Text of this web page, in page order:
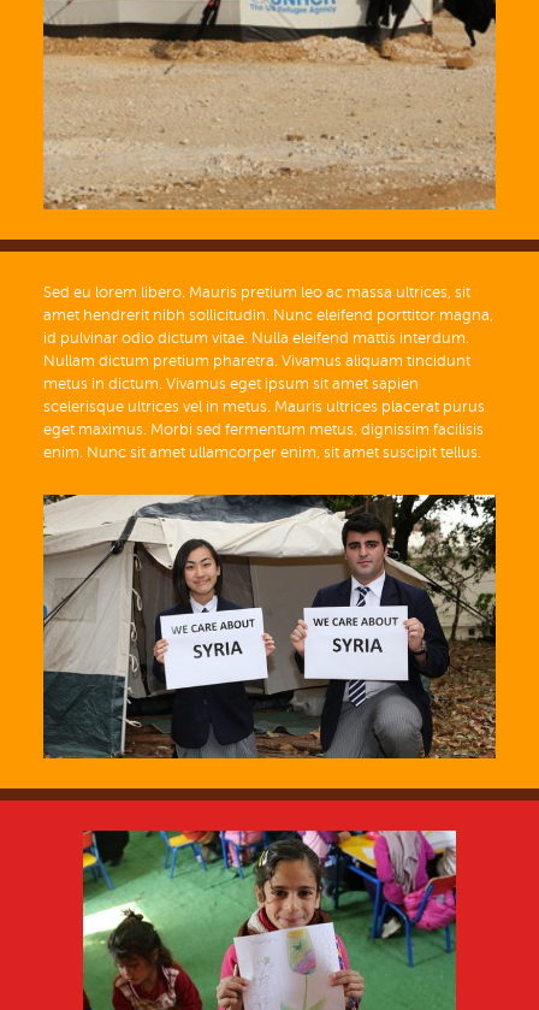
Sed eu lorem libero. Mauris pretium leo ac massa ultrices, sit
amet hendrerit nibh sollicitudin. Nunc eleifend porttitor magna,
id pulvinar odio dictum vitae. Nulla eleifend mattis interdum.
Nullam dictum pretium pharetra. Vivamus aliquam tincidunt
metus in dictum. Vivamus eget ipsum sit amet sapien
scelerisque ultrices vel in metus. Mauris ultrices placerat purus
eget maximus. Morbi sed fermentum metus, dignissim facilisis
enim. Nunc sit amet ullamcorper enim, sit amet suscipit tellus.